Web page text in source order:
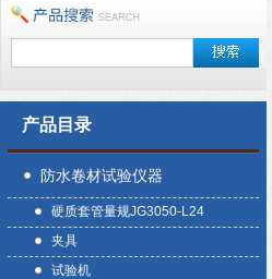
产品目录
防水卷材试验仪器
硬质套管量规JG3050-L24
夹具
试验机